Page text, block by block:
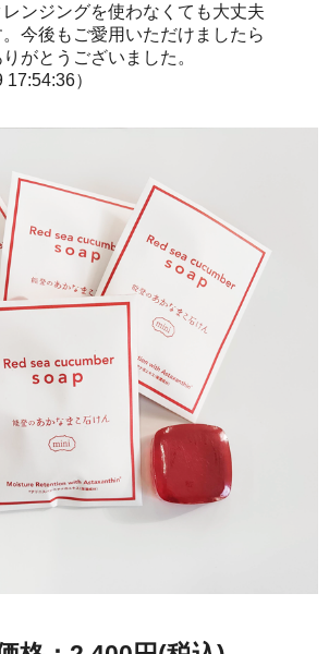
ンジングを使わなくても大丈夫
今後もご愛用いただけましたら
がとうございました。
17:54:36）